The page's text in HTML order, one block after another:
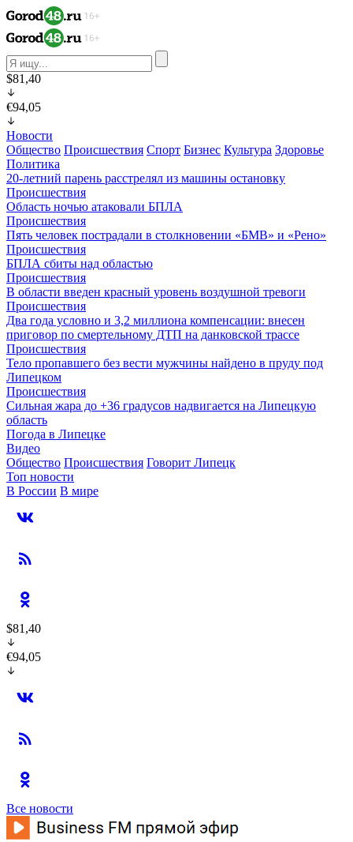
$81,40
€94,05
Новости
Общество Происшествия Спорт Бизнес Культура Здоровье
Политика
20-летний парень расстрелял из машины остановку
Происшествия
Область ночью атаковали БПЛА
Происшествия
Пять человек пострадали в столкновении «БМВ» и «Рено»
Происшествия
БПЛА сбиты над областью
Происшествия
В области введен красный уровень воздушной тревоги
Происшествия
Два года условно и 3,2 миллиона компенсации: внесен
приговор по смертельному ДТП на данковской трассе
Происшествия
Тело пропавшего без вести мужчины найдено в пруду под
Липецком
Происшествия
Сильная жара до +36 градусов надвигается на Липецкую
область
Погода в Липецке
Видео
Общество Происшествия Говорит Липецк
Топ новости
В России В мире
$81,40
€94,05
Все новости